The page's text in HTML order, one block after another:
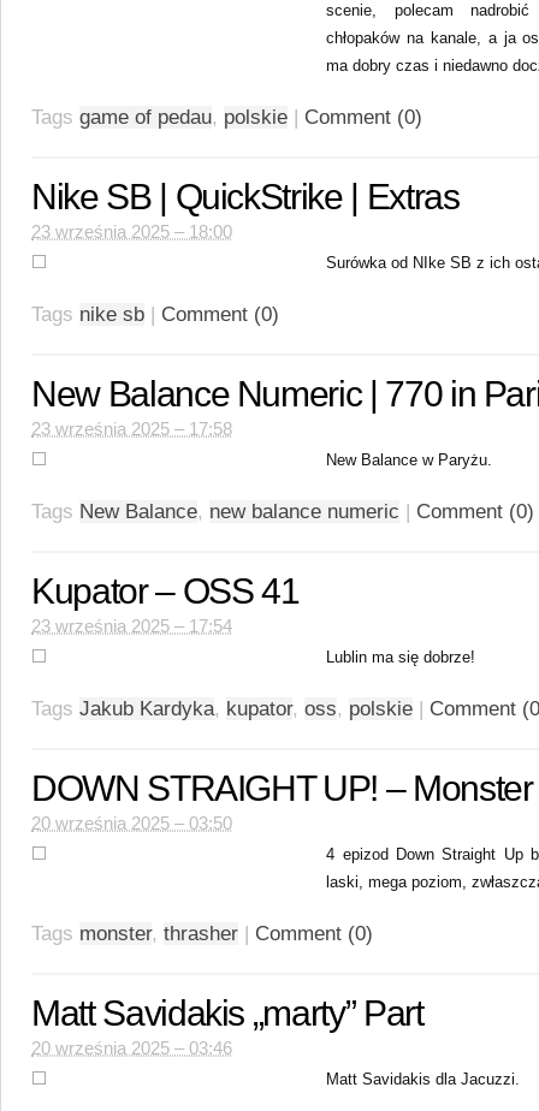
scenie, polecam
chłopaków na kanale, a ja
ma dobry czas i niedawno
Tags game of pedau, polskie | Comment (0)
Nike SB | QuickStrike | Extras
23 września 2025 – 18:00
Surówka od NIke SB z ich
Tags nike sb | Comment (0)
New Balance Numeric | 770 in
23 września 2025 – 17:58
New Balance w Paryżu.
Tags New Balance, new balance numeric | Comment (0)
Kupator – OSS 41
23 września 2025 – 17:54
Lublin ma się dobrze!
Tags Jakub Kardyka, kupator, oss, polskie | Comment
DOWN STRAIGHT UP! – Monster
20 września 2025 – 03:50
4 epizod Down Straight Up
laski, mega poziom,
Tags monster, thrasher | Comment (0)
Matt Savidakis „marty” Part
20 września 2025 – 03:46
Matt Savidakis dla Jacuzzi.